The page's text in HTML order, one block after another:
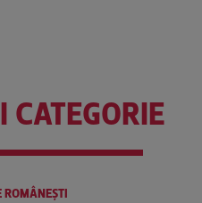
CATEGORIE
ROMÂNEŞTI